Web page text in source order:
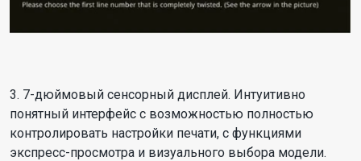
3. 7-дюймовый сенсорный дисплей. Интуитивно
понятный интерфейс с возможностью полностью
контролировать настройки печати, с функциями
экспресс-просмотра и визуального выбора модели.